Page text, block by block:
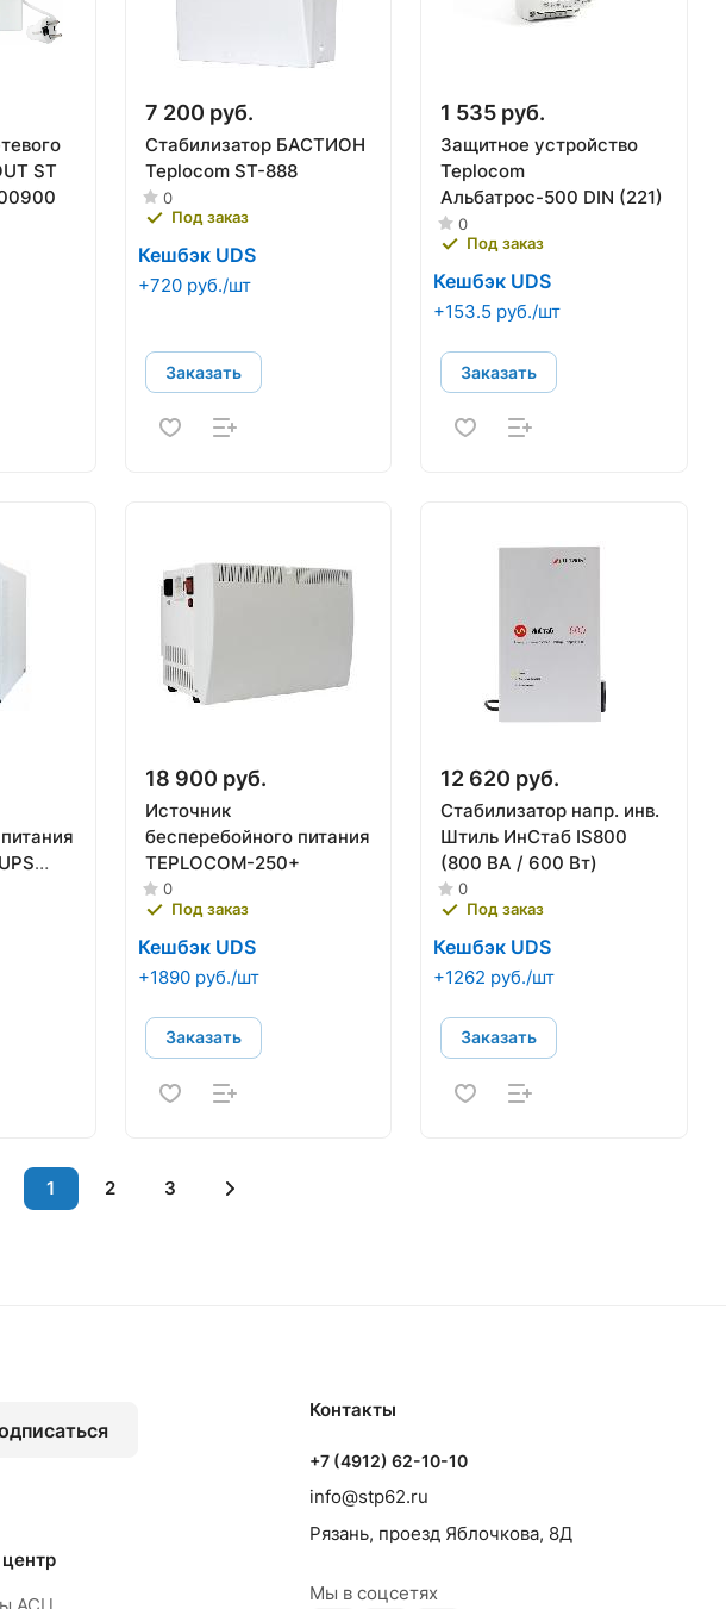
ST
7 200 руб.
Стабилизатор БАСТИОН
Teplocom ST-888
0
Под заказ
Кешбэк UDS
+720 руб./шт
Заказать
1 535 руб.
Защитное устройство
Teplocom
Альбатрос-500 DIN (221)
0
Под заказ
Кешбэк UDS
+153.5 руб./шт
Заказать
18 900 руб.
Источник
бесперебойного питания
TEPLOCOM-250+
0
Под заказ
Кешбэк UDS
+1890 руб./шт
Заказать
12 620 руб.
Стабилизатор напр. инв.
Штиль ИнСтаб IS800
(800 ВА / 600 Вт)
0
Под заказ
Кешбэк UDS
+1262 руб./шт
Заказать
1 2 3
Контакты
+7 (4912) 62-10-10
info@stp62.ru
Рязань, проезд Яблочкова, 8Д
Мы в соцсетях